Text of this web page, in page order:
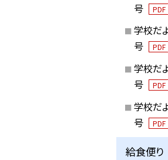
号
PDF
学校だ
号
PDF
学校だ
号
PDF
学校だ
号
PDF
給食便り